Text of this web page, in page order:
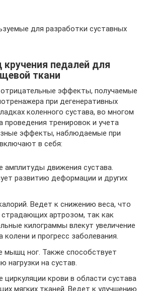
для разработки суставных
кручения педалей для
ткани
эффекты, получаемые
при дегенеративных
коленного сустава, во многом
проведения тренировок и учета
эффекты, наблюдаемые при
в себя:
амплитуды движения сустава.
развитию деформации и других
Ведет к снижению веса, что
артрозом, так как
килограммы влекут увеличение
колени и прогресс заболевания.
мышц ног. Также способствует
нагрузки на сустав.
циркуляции крови в области сустава
мягких тканей. Ведет к улучшению